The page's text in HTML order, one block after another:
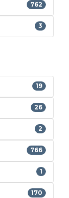
762
3
19
26
2
766
1
170